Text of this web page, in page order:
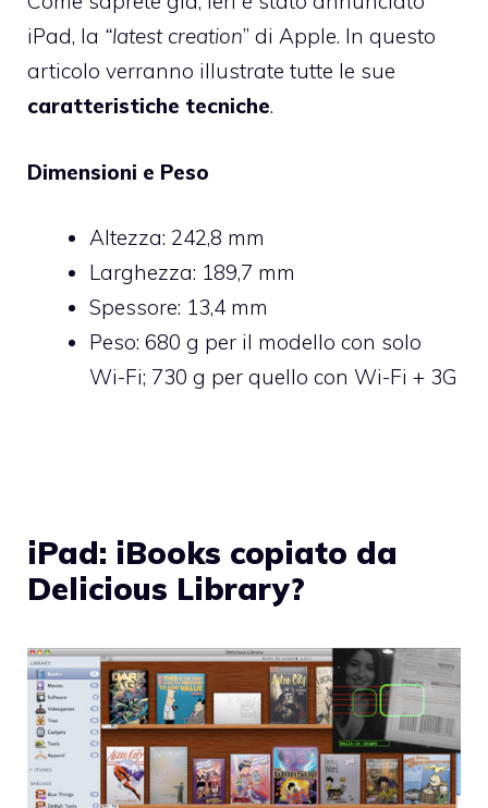
iPad, la “latest creation” di Apple. In questo
articolo verranno illustrate tutte le sue
caratteristiche tecniche.
Dimensioni e Peso
Altezza: 242,8 mm
Larghezza: 189,7 mm
Spessore: 13,4 mm
Peso: 680 g per il modello con solo
Wi-Fi; 730 g per quello con Wi-Fi + 3G
iPad: iBooks copiato da
Delicious Library?